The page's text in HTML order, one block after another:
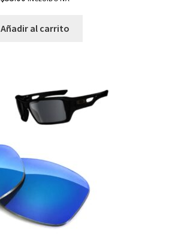
Añadir al carrito